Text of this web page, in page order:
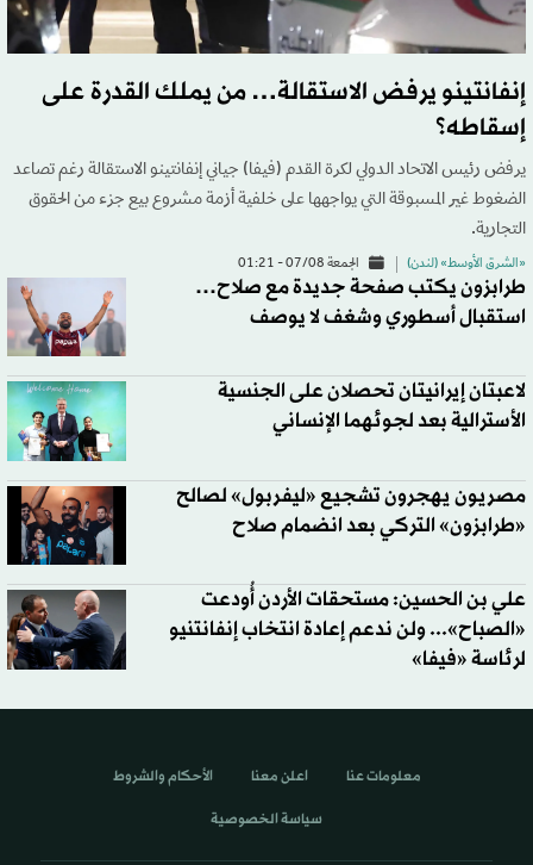
إنفانتينو يرفض الاستقالة… من يملك القدرة على
إسقاطه؟
يرفض رئيس الاتحاد الدولي لكرة القدم (فيفا) جياني إنفانتينو الاستقالة رغم تصاعد
الضغوط غير المسبوقة التي يواجهها على خلفية أزمة مشروع بيع جزء من الحقوق
التجارية.
«الشرق الأوسط» (لندن) الجمعة 07/08 - 01:21
طرابزون يكتب صفحة جديدة مع صلاح…
استقبال أسطوري وشغف لا يوصف
لاعبتان إيرانيتان تحصلان على الجنسية
الأسترالية بعد لجوئهما الإنساني
مصريون يهجرون تشجيع «ليفربول» لصالح
«طرابزون» التركي بعد انضمام صلاح
علي بن الحسين: مستحقات الأردن أُودعت
«الصباح»... ولن ندعم إعادة انتخاب إنفانتنيو
لرئاسة «فيفا»
معلومات عنا اعلن معنا الأحكام والشروط
سياسة الخصوصية